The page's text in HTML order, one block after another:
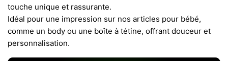
touche unique et rassurante.
Idéal pour une impression sur nos articles pour bébé,
comme un body ou une boîte à tétine, offrant douceur et
personnalisation.